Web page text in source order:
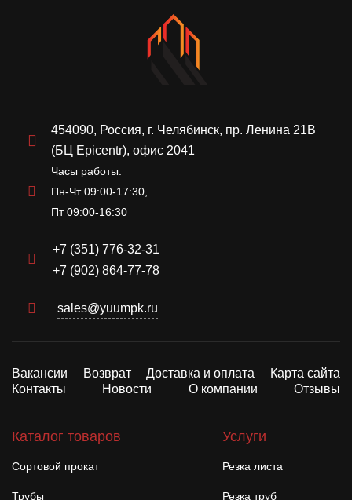
454090, Россия, г. Челябинск, пр. Ленина 21В
(БЦ Epicentr), офис 2041
Часы работы:
Пн-Чт 09:00-17:30,
Пт 09:00-16:30
+7 (351) 776-32-31
+7 (902) 864-77-78
sales@yuumpk.ru
Вакансии Возврат Доставка и оплата
Карта сайта
Контакты
Новости О компании Отзывы
Каталог товаров
Сортовой прокат
Трубы
Услуги
Резка листа
Резка труб